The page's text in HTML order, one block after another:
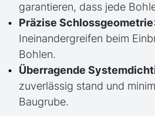
garantieren, dass jede
Präzise Schlossgeometrie
Ineinandergreifen beim
Bohlen.
Überragende
zuverlässig stand und
Baugrube.